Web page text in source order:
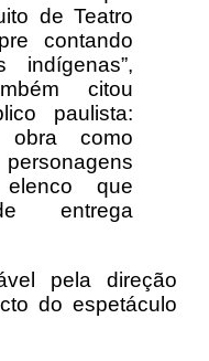
de Teatro
contando
indígenas”,
citou
paulista:
obra como
que
entrega
pela direção
do espetáculo